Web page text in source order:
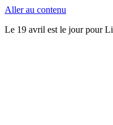
Aller au contenu
Le 19 avril est le jour pour